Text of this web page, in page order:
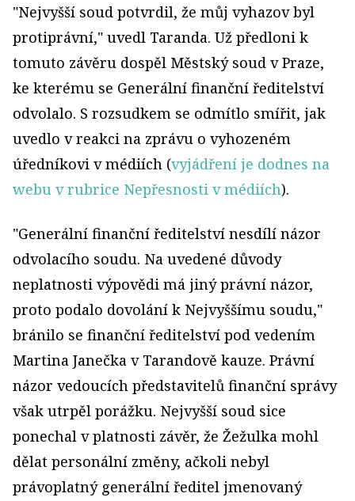
"Nejvyšší soud potvrdil, že můj vyhazov byl
protiprávní," uvedl Taranda. Už předloni k
tomuto závěru dospěl Městský soud v Praze,
ke kterému se Generální finanční ředitelství
odvolalo. S rozsudkem se odmítlo smířit, jak
uvedlo v reakci na zprávu o vyhozeném
úředníkovi v médiích (vyjádření je dodnes na
webu v rubrice Nepřesnosti v médiích).
"Generální finanční ředitelství nesdílí názor
odvolacího soudu. Na uvedené důvody
neplatnosti výpovědi má jiný právní názor,
proto podalo dovolání k Nejvyššímu soudu,"
bránilo se finanční ředitelství pod vedením
Martina Janečka v Tarandově kauze. Právní
názor vedoucích představitelů finanční správy
však utrpěl porážku. Nejvyšší soud sice
ponechal v platnosti závěr, že Žežulka mohl
dělat personální změny, ačkoli nebyl
právoplatný generální ředitel jmenovaný